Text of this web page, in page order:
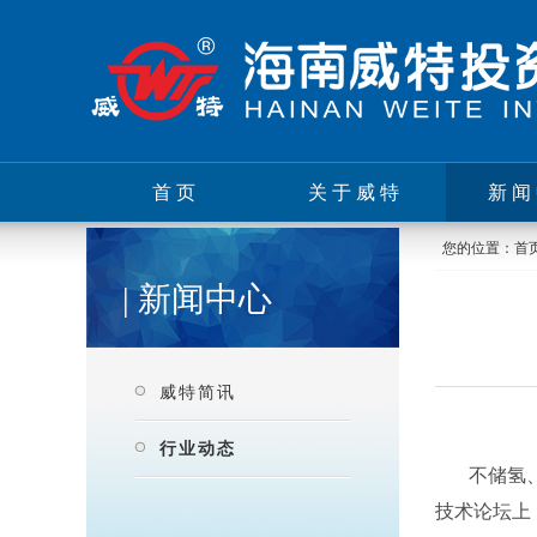
首页 关于威特 新
| 新闻中心
威特简讯
行业动态
您的位置： 首
不储氢
技术论坛上